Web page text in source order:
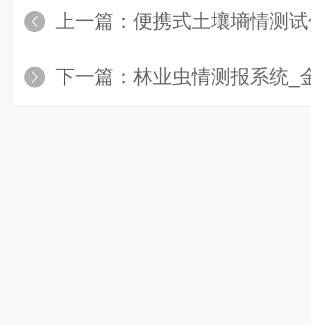
上一篇： 便携式土壤墒情测试仪选金叶仪
下一篇： 林业虫情测报系统_金